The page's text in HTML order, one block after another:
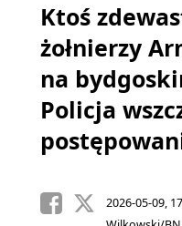
Ktoś
żołnierzy
na
Policja
2026-05-09,